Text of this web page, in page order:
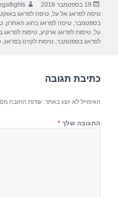
e
b
o
k
gr
a
m
s
A
p
פורסם
בתאריך
19 בספטמבר 2016 מחבר
טיסה לפראג אל על,טיסה לפראג
בספטמבר,טיסה לפראג ברגע האחרון,
על,טיסות לפראג ארקיע,טיסות לפראג
לפראג בספטמבר,טיסות לקזינו בפראג,
כתיבת תגובה
האימייל לא יוצג באתר. שדות החובה
התגובה שלך *